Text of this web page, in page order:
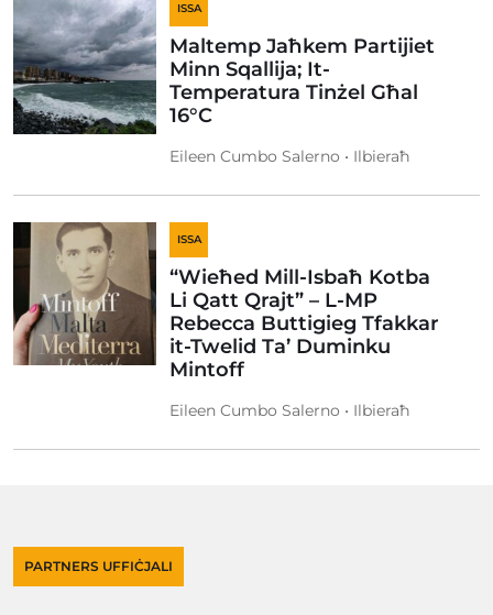
ISSA
Maltemp Jaħkem Partijiet
Minn Sqallija; It-
Temperatura Tinżel Għal
16°C
Eileen Cumbo Salerno • Ilbieraħ
ISSA
“Wieħed Mill-Isbaħ Kotba
Li Qatt Qrajt” – L-MP
Rebecca Buttigieg Tfakkar
it-Twelid Ta’ Duminku
Mintoff
Eileen Cumbo Salerno • Ilbieraħ
PARTNERS UFFIĊJALI